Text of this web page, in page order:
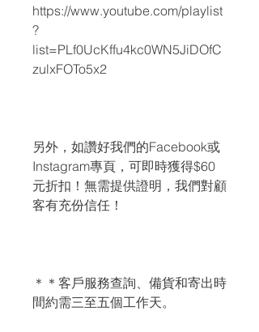
https://www.youtube.com/playlist
?
list=PLf0UcKffu4kc0WN5JiDOfC
zulxFOTo5x2
另外，如讚好我們的Facebook或
Instagram專頁，可即時獲得$60
元折扣！無需提供證明，我們對顧
客有充份信任！
＊＊客戶服務查詢、備貨和寄出時
間約需三至五個工作天。